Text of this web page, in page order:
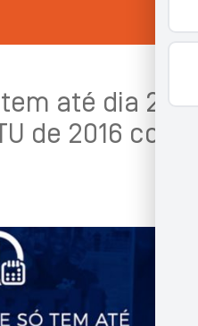
até dia 29
de 2016 com